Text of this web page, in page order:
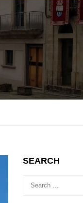
SEARCH